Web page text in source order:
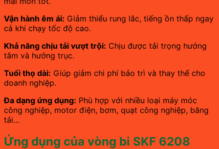
Vận hành êm ái: Giảm thiểu rung lắc, tiếng ồn thấp ngay
cả khi chạy tốc độ cao.
Khả năng chịu tải vượt trội: Chịu được tải trọng hướng
tâm và hướng trục.
Tuổi thọ dài: Giúp giảm chi phí bảo trì và thay thế cho
doanh nghiệp.
Đa dạng ứng dụng: Phù hợp với nhiều loại máy móc
công nghiệp, motor điện, bơm, quạt công nghiệp, băng
tải…
Ứng dụng của vòng bi SKF 6208